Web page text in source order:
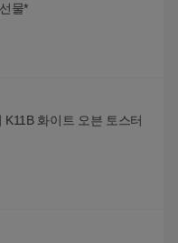
물*
화이트 오븐 토스터